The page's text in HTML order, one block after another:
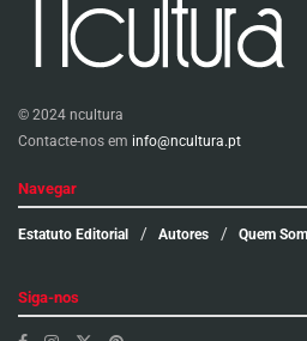
© 2024 ncultura
Contacte-nos em info@ncultura.pt
Navegar
Estatuto Editorial Autores Quem
Siga-nos